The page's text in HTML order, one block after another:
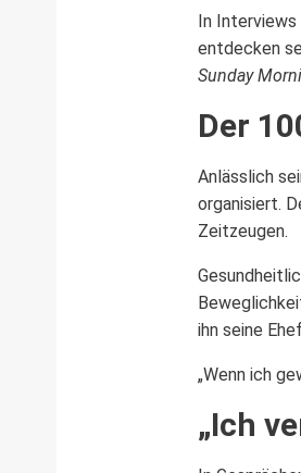
In Interviews
entdecken
Sunday
Der
Anlässlich
organisiert.
Zeitzeugen.
ihn seine
„Wenn ich
„Ich